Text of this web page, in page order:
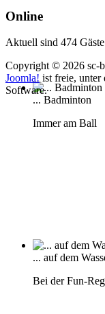
... Badminton
Immer am Ball
... auf dem
Bei der Fun-
Online
Aktuell sind 474
Copyright © 2026 sc-
Joomla! ist freie, unter
Software.